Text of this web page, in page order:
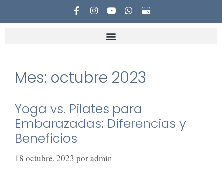
Mes: octubre 2023
Yoga vs. Pilates para
Embarazadas: Diferencias y
Beneficios
18 octubre, 2023 poradmin